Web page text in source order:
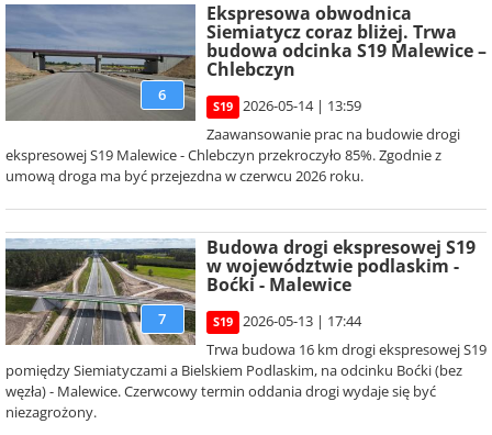
6
Ekspresowa obwodnica
Siemiatycz coraz bliżej. Trwa
budowa odcinka S19 Malewice –
Chlebczyn
S19
2026-05-14 | 13:59
Zaawansowanie prac na budowie drogi
ekspresowej S19 Malewice - Chlebczyn przekroczyło 85%. Zgodnie z
umową droga ma być przejezdna w czerwcu 2026 roku.
7
Budowa drogi ekspresowej S19
w województwie podlaskim -
Boćki - Malewice
S19
2026-05-13 | 17:44
Trwa budowa 16 km drogi ekspresowej S19
pomiędzy Siemiatyczami a Bielskiem Podlaskim, na odcinku Boćki (bez
węzła) - Malewice. Czerwcowy termin oddania drogi wydaje się być
niezagrożony.